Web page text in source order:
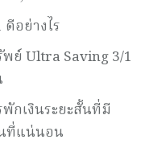
อย่างไร
ย์ Ultra Saving 3/1
กเงินระยะสั้นที่มี
ที่แน่นอน